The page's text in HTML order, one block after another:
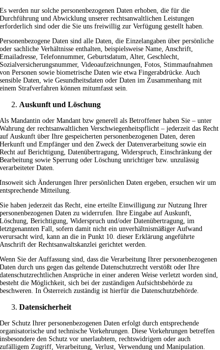
Es werden nur solche personenbezogenen Daten erhoben, die für die
Durchführung und Abwicklung unserer rechtsanwaltlichen Leistungen
erforderlich sind oder die Sie uns freiwillig zur Verfügung gestellt haben.
Personenbezogene Daten sind alle Daten, die Einzelangaben über persönliche
oder sachliche Verhältnisse enthalten, beispielsweise Name, Anschrift,
Emailadresse, Telefonnummer, Geburtsdatum, Alter, Geschlecht,
Sozialversicherungsnummer, Videoaufzeichnungen, Fotos, Stimmaufnahmen
von Personen sowie biometrische Daten wie etwa Fingerabdrücke. Auch
sensible Daten, wie Gesundheitsdaten oder Daten im Zusammenhang mit
einem Strafverfahren können mitumfasst sein.
Auskunft und Löschung
Als Mandantin oder Mandant bzw generell als Betroffener haben Sie – unter
Wahrung der rechtsanwaltlichen Verschwiegenheitspflicht – jederzeit das Recht
auf Auskunft über Ihre gespeicherten personenbezogenen Daten, deren
Herkunft und Empfänger und den Zweck der Datenverarbeitung sowie ein
Recht auf Berichtigung, Datenübertragung, Widerspruch, Einschränkung der
Bearbeitung sowie Sperrung oder Löschung unrichtiger bzw. unzulässig
verarbeiteter Daten.
Insoweit sich Änderungen Ihrer persönlichen Daten ergeben, ersuchen wir um
entsprechende Mitteilung.
Sie haben jederzeit das Recht, eine erteilte Einwilligung zur Nutzung Ihrer
personenbezogenen Daten zu widerrufen. Ihre Eingabe auf Auskunft,
Löschung, Berichtigung, Widerspruch und/oder Datenübertragung, im
letztgenannten Fall, sofern damit nicht ein unverhältnismäßiger Aufwand
verursacht wird, kann an die in Punkt 10. dieser Erklärung angeführte
Anschrift der Rechtsanwaltskanzlei gerichtet werden.
Wenn Sie der Auffassung sind, dass die Verarbeitung Ihrer personenbezogenen
Daten durch uns gegen das geltende Datenschutzrecht verstößt oder Ihre
datenschutzrechtlichen Ansprüche in einer anderen Weise verletzt worden sind,
besteht die Möglichkeit, sich bei der zuständigen Aufsichtsbehörde zu
beschweren. In Österreich zuständig ist hierfür die Datenschutzbehörde.
Datensicherheit
Der Schutz Ihrer personenbezogenen Daten erfolgt durch entsprechende
organisatorische und technische Vorkehrungen. Diese Vorkehrungen betreffen
insbesondere den Schutz vor unerlaubtem, rechtswidrigem oder auch
zufälligem Zugriff, Verarbeitung, Verlust, Verwendung und Manipulation.